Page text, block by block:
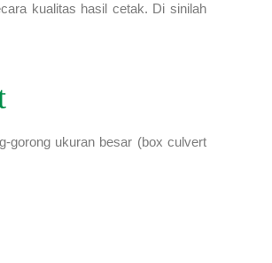
kualitas hasil cetak. Di sinilah
gorong ukuran besar (box culvert